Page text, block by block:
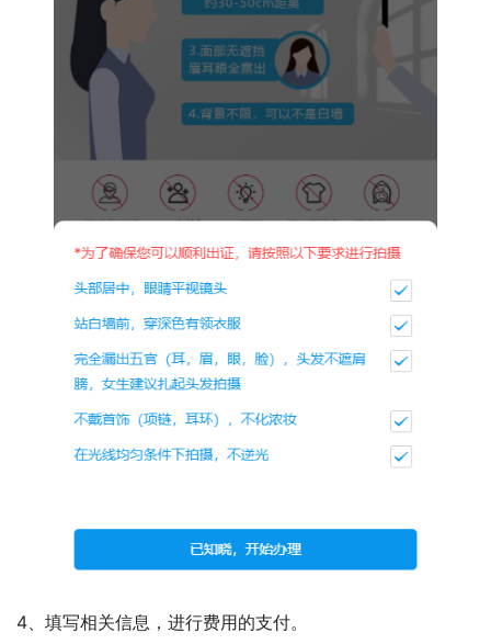
为确保可以顺利出证，拍摄时请按照以下要求：
头部居中，眼睛平视镜头
站在白墙前，穿着深色有领衣服
完全露出五官（耳、眉、眼、脸），头发不遮肩膀。
在光线均匀的条件下进行拍照，不逆光。